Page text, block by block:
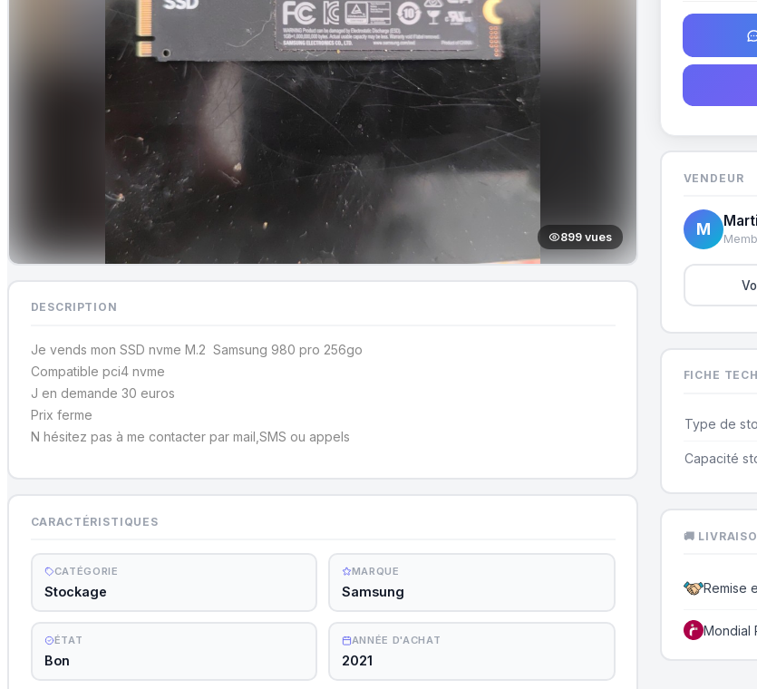
899 vues
DESCRIPTION
Je vends mon SSD nvme M.2 Samsung 980 pro 256go
Compatible pci4 nvme
J en demande 30 euros
Prix ferme
N hésitez pas à me contacter par mail,SMS ou appels
CARACTÉRISTIQUES
CATÉGORIE
Stockage
MARQUE
Samsung
ÉTAT
Bon
ANNÉE D'ACHAT
2021
VENDEUR
M
FICHE
Type de
Capacité
🚚
Remise
Mondial